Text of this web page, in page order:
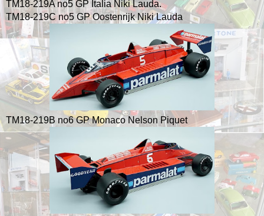
TM18-219A no5 GP Italia Niki Lauda.
TM18-219C no5 GP Oostenrijk Niki Lauda
TM18-219B no6 GP Monaco Nelson Piquet